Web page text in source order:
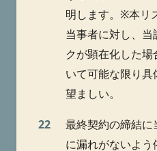
明します。※本リ
当事者に対し、
クが顕在化した
いて可能な限り
望ましい。
22
最終契約の締結
に漏れがないよ